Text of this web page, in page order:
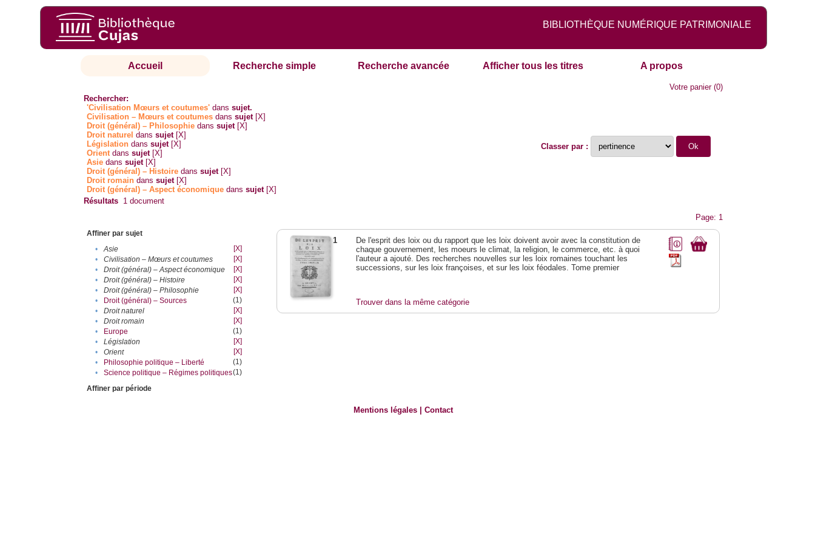
BIBLIOTHÈQUE NUMÉRIQUE PATRIMONIALE
Accueil Recherche simple Recherche avancée Afficher tous les titres A propos
Votre panier(0)
Rechercher:
'Civilisation Mœurs et coutumes' danssujet.
Civilisation – Mœurs et coutumes danssujet [X]
Droit (général) – Philosophie danssujet [X]
Droit naturel danssujet [X]
Législation danssujet [X]
Orientdanssujet [X]
Asie danssujet [X]
Droit (général) – Histoire danssujet [X]
Droit romain danssujet [X]
Droit (général) – Aspect économique danssujet [X]
Classer par :
Résultats 1 document
Page: 1
Affiner par sujet
•
Asie
[X]
•
Civilisation – Mœurs et coutumes
[X]
•
Droit (général) – Aspect économique
[X]
•
Droit (général) – Histoire
[X]
•
Droit (général) – Philosophie
[X]
•
Droit (général) – Sources
(1)
•
Droit naturel
[X]
•
Droit romain
[X]
•
Europe
(1)
•
Législation
[X]
•
Orient
[X]
•
Philosophie politique – Liberté
(1)
•
Science politique – Régimes politiques(1)
Affiner par période
1
De l'esprit des loix ou du rapport que les loix doivent avoir avec la constitution de
chaque gouvernement, les moeurs le climat, la religion, le commerce, etc. à quoi
l'auteur a ajouté. Des recherches nouvelles sur les loix romaines touchant les
successions, sur les loix françoises, et sur les loix féodales. Tome premier
Trouver dans la même catégorie
Mentions légales |Contact